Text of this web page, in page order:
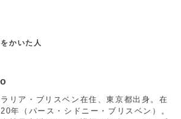
かいた人
リア・ブリスベン在住、東京都出身。在
年（パース・シドニー・ブリスベン）。